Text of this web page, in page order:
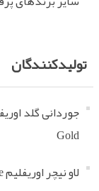
تولید‌کنندگان
Gold
لاو نیچر اوریفلیم Love Nature